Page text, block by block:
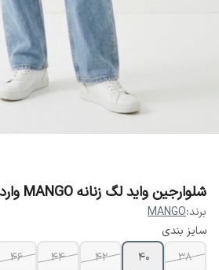
شلوارجین واید لگ زنانه MANGO وارداتی درجه یک
برند:MANGO
سایز بندی
38
40
42
44
46